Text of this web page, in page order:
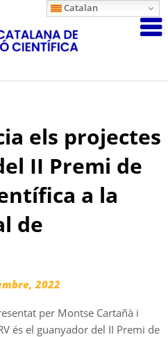
Associació
els projectes
II Premi de
a la
de
2022
per Montse Cartañà i
és el guanyador del II Premi de
Catalan